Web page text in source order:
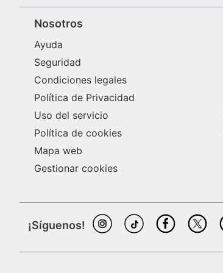
Nosotros
Ayuda
Seguridad
Condiciones legales
Política de Privacidad
Uso del servicio
Política de cookies
Mapa web
Gestionar cookies
¡Síguenos!